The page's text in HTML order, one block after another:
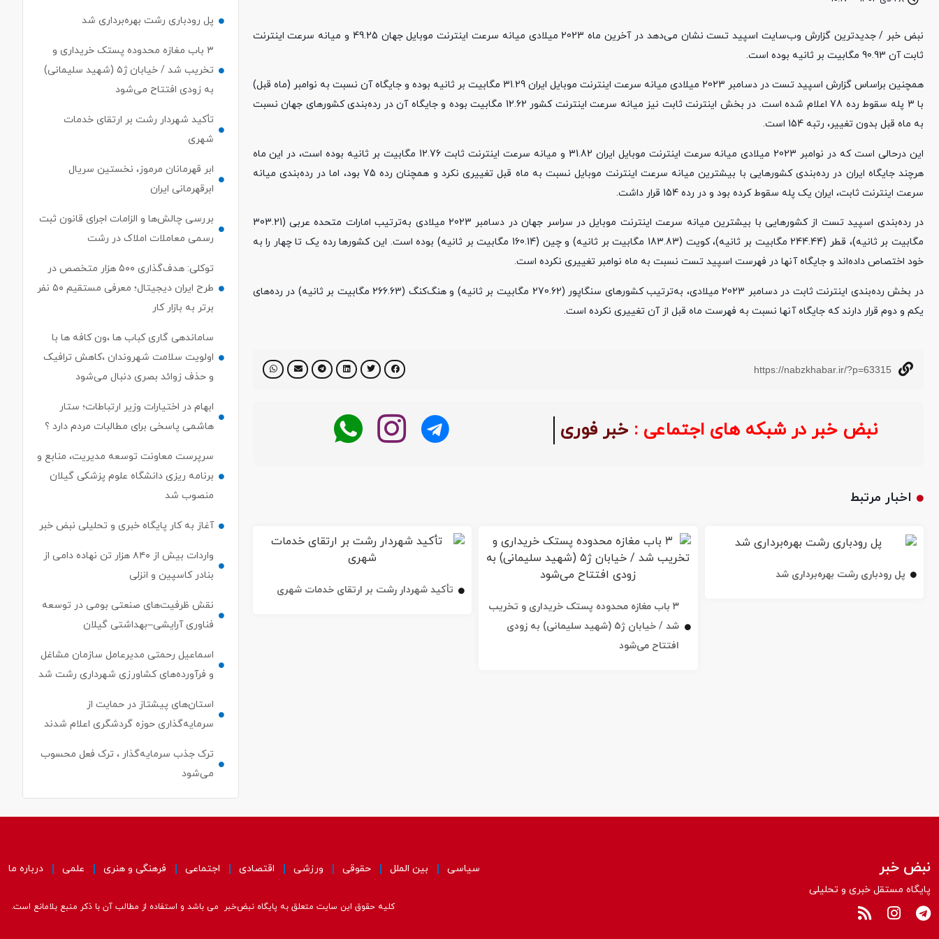
نبض خبر / جدیدترین گزارش وب‌سایت اسپید تست نشان می‌دهد در آخرین ماه 2023 میلادی میانه سرعت اینترنت موبایل جهان 49.25 و میانه سرعت اینترنت
ثابت آن 90.93 مگابیت بر ثانیه بوده است.
همچنین براساس گزارش اسپید تست در دسامبر 2023 میلادی میانه سرعت اینترنت موبایل ایران 31.29 مگابیت بر ثانیه بوده و جایگاه آن نسبت به نوامبر (ماه قبل)
با 3 پله سقوط رده 78 اعلام شده است. در بخش اینترنت ثابت نیز میانه سرعت اینترنت کشور 12.62 مگابیت بوده و جایگاه آن در رده‌بندی کشورهای جهان نسبت
به ماه قبل بدون تغییر، رتبه 154 است.
این درحالی است که در نوامبر 2023 میلادی میانه سرعت اینترنت موبایل ایران 31.82 و میانه سرعت اینترنت ثابت 12.76 مگابیت بر ثانیه بوده است، در این ماه
هرچند جایگاه ایران در رده‌بندی کشورهایی با بیشترین میانه سرعت اینترنت موبایل نسبت به ماه قبل تغییری نکرد و همچنان رده 75 بود، اما در رده‌بندی میانه
سرعت اینترنت ثابت، ایران یک پله سقوط کرده بود و در رده 154 قرار داشت.
در رده‌بندی اسپید تست از کشورهایی با بیشترین میانه سرعت اینترنت موبایل در سراسر جهان در دسامبر 2023 میلادی به‌ترتیب امارات متحده عربی (303.21
مگابیت بر ثانیه)، قطر (244.44 مگابیت بر ثانیه)، کویت (183.83 مگابیت بر ثانیه) و چین (160.14 مگابیت بر ثانیه) بوده است. این کشورها رده یک تا چهار را به
خود اختصاص داده‌اند و جایگاه آنها در فهرست اسپید تست نسبت به ماه نوامبر تغییری نکرده است.
در بخش رده‌بندی اینترنت ثابت در دسامبر 2023 میلادی، به‌ترتیب کشورهای سنگاپور (270.62 مگابیت بر ثانیه) و هنگ‌کنگ (266.63 مگابیت بر ثانیه) در رده‌های
یکم و دوم قرار دارند که جایگاه آنها نسبت به فهرست ماه قبل از آن تغییری نکرده است.
https://nabzkhabar.ir/?p=63315
نبض خبر در شبکه های اجتماعی : خبر فوری
اخبار مرتبط
پل رودباری رشت بهره‌برداری شد
۳ باب مغازه محدوده پستک خریداری و تخریب
شد / خیابان ژ۵ (شهید سلیمانی) به زودی
افتتاح می‌شود
تأکید شهردار رشت بر ارتقای خدمات شهری
پل رودباری رشت بهره‌برداری شد
۳ باب مغازه محدوده پستک خریداری و
تخریب شد / خیابان ژ۵ (شهید سلیمانی)
به زودی افتتاح می‌شود
تأکید شهردار رشت بر ارتقای خدمات
شهری
ابر قهرمانان مرموز، نخستین سریال
ابرقهرمانی ایران
بررسی چالش‌ها و الزامات اجرای قانون ثبت
رسمی معاملات املاک در رشت
توکلی: هدف‌گذاری ۵۰۰ هزار متخصص در
طرح ایران دیجیتال؛ معرفی مستقیم ۵۰ نفر
برتر به بازار کار
ساماندهی گاری کباب ها ،ون کافه ها با
اولویت سلامت شهروندان ،کاهش ترافیک
و حذف زوائد بصری دنبال می‌شود
ابهام در اختیارات وزیر ارتباطات؛ ستار
هاشمی پاسخی برای مطالبات مردم دارد ؟
سرپرست معاونت توسعه مدیریت، منابع و
برنامه ریزی دانشگاه علوم پزشکی گیلان
منصوب شد
آغاز به کار پایگاه خبری و تحلیلی نبض خبر
واردات بیش از ۸۴۰ هزار تن نهاده دامی از
بنادر كاسپین و انزلی
نقش ظرفیت‌های صنعتی بومی در توسعه
فناوری آرایشی–بهداشتی گیلان
اسماعیل رحمتی مدیرعامل سازمان مشاغل
و فرآورده‌های کشاورزی شهرداری رشت شد
استان‌های پیشتاز در حمایت از
سرمایه‌گذاری حوزه گردشگری اعلام شدند
ترک جذب سرمایه‌گذار ، ترک فعل محسوب
می‌شود
نبض خبر
پایگاه مستقل خبری و تحلیلی
سیاسی بین الملل حقوقی ورزشی اقتصادی اجتماعی فرهنگی و هنری علمی درباره ما
کلیه حقوق این سایت متعلق به پایگاه نبض‌خبر می باشد و استفاده از مطالب آن با ذکر منبع بلامانع است.